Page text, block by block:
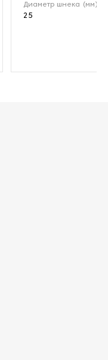
Диаметр шнека (мм)
25